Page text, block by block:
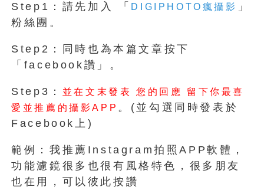
Step1：請先加入 「 DIGIPHOTO瘋攝影 」
粉絲團。
Step2：同時也為本篇文章按下
「facebook讚」。
Step3：
並在文末發表 您的回應 留下你最喜
愛並推薦的攝影APP 。(並勾選同時發表於
Facebook上)
範例：我推薦Instagram拍照APP軟體，
功能濾鏡很多也很有風格特色，很多朋友
也在用，可以彼此按讚